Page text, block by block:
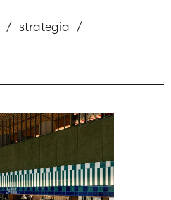
/ strategia /